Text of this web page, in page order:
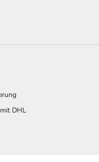
DHL
Element 1
Element 2
zu Element 3
zu Element 4